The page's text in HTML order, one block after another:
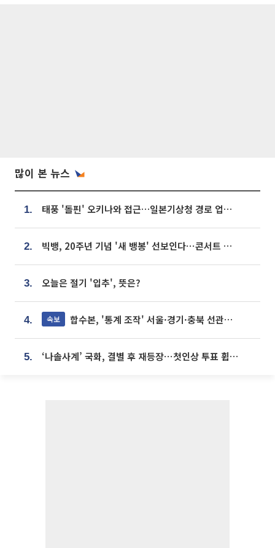
많이 본 뉴스
1. 태풍 '돌핀' 오키나와 접근…일본기상청 경로 업데이트
2. 빅뱅, 20주년 기념 '새 뱅봉' 선보인다⋯콘서트 앞두고 팝업 개최
3. 오늘은 절기 '입추', 뜻은?
4. 속보 합수본, '통계 조작' 서울·경기·충북 선관위 등 추가 압수수색
5. ‘나솔사계’ 국화, 결별 후 재등장⋯첫인상 투표 휩쓸고 ‘인기녀’ 등극